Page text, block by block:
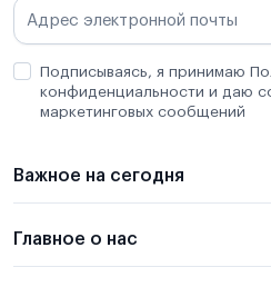
Подписываясь, я принимаю
конфиденциальности и даю
маркетинговых сообщений
Важное на сегодня
Главное о нас